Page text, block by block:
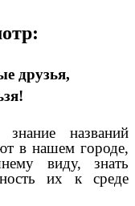
друзья,
названий
в нашем городе,
виду, знать
их к среде